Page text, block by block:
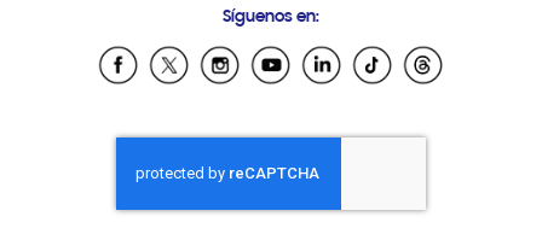
Samsung Ecuador
Samsung El Salvador
Samsung Honduras
Samsung Nicaragua
Samsung Panamá
Síguenos en: